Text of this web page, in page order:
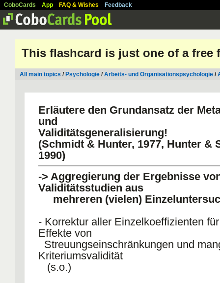
CoboCards App FAQ & Wishes Feedback
This flashcard is just one of a free
All main topics / Psychologie /Arbeits- und Organisationspsychologie /
Erläutere den Grundansatz der
und
Validitätsgeneralisierung!
(Schmidt & Hunter, 1977, Hunter &
1990)
-> Aggregierung der Ergebnisse
Validitätsstudien aus
mehreren (vielen)
- Korrektur aller Einzelkoeffizienten
Effekte von
Streuungseinschränkungen und
Kriteriumsvalidität
(s.o.)